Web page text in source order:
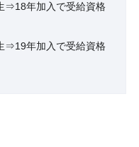
⇒18年加入で受給資格
⇒19年加入で受給資格